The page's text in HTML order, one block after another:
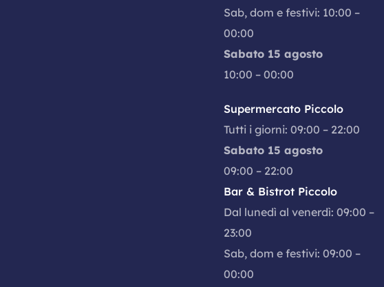
Sab, dom e festivi: 10:00 –
00:00
Sabato 15 agosto
10:00 – 00:00
Supermercato Piccolo
Tutti i giorni: 09:00 – 22:00
Sabato 15 agosto
09:00 – 22:00
Bar & Bistrot Piccolo
Dal lunedì al venerdì: 09:00 –
23:00
Sab, dom e festivi: 09:00 –
00:00